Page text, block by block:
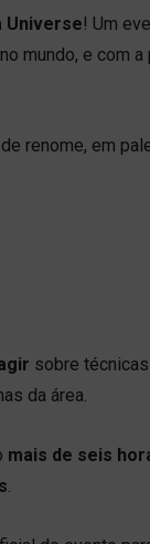
Universe! Um
mundo, e com
renome, em
sobre
da área.
mais de seis